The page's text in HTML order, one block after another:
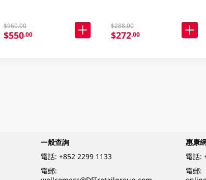
$960.00
$550.00
$288.00
$272.00
一般查詢
電話: +852 2299 1133
電郵:
惠康
電話:
電郵: